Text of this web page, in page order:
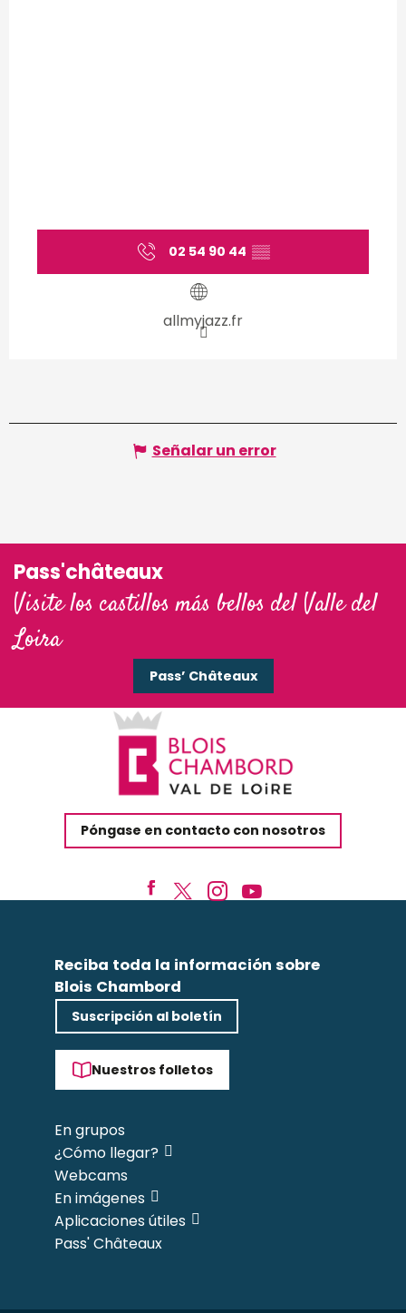
02 54 90 44 ▒▒
allmyjazz.fr
Señalar un error
Pass'châteaux
Visite los castillos más bellos del Valle del
Loira
Pass’ Châteaux
Póngase en contacto con nosotros
Reciba toda la información sobre
Blois Chambord
Suscripción al boletín
Nuestros folletos
En grupos
¿Cómo llegar?
Webcams
En imágenes
Aplicaciones útiles
Pass' Châteaux